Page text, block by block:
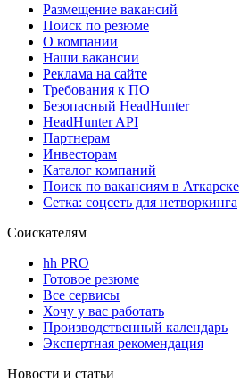
Размещение вакансий
Поиск по резюме
О компании
Наши вакансии
Реклама на сайте
Требования к ПО
Безопасный HeadHunter
HeadHunter API
Партнерам
Инвесторам
Каталог компаний
Поиск по вакансиям в Аткарске
Сетка: соцсеть для нетворкинга
Соискателям
hh PRO
Готовое резюме
Все сервисы
Хочу у вас работать
Производственный календарь
Экспертная рекомендация
Новости и статьи